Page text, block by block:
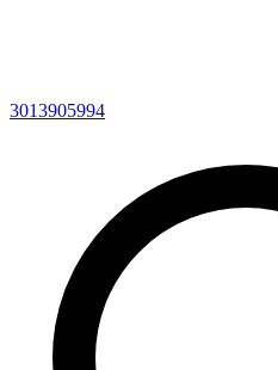
3013905994